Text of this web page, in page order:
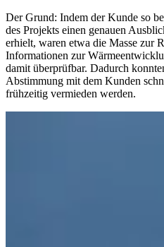
Der Grund: Indem der Kunde so
des Projekts einen genauen
erhielt, waren etwa die Masse zur
Informationen zur
damit überprüfbar. Dadurch
Abstimmung mit dem Kunden
frühzeitig vermieden werden.